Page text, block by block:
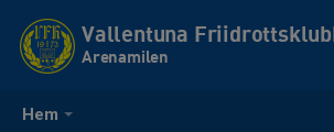
Hem
Vallentuna
Arenamilen